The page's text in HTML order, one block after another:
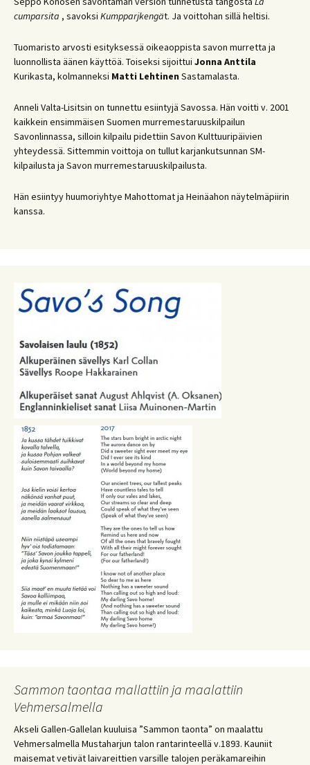
cumparsita , savoksi Kumpparjkengät. Ja voittohan sillä heltisi.
Tuomaristo arvosti esityksessä oikeaoppista savon murretta ja
luonnollista äänen käyttöä. Toiseksi sijoittui Jonna Anttila
Kurikasta, kolmanneksi Matti Lehtinen Sastamalasta.
Anneli Valta-Lisitsin on tunnettu esiintyjä Savossa. Hän voitti v. 2001
kaikkein ensimmäisen Suomen murremestaruuskilpailun
Savonlinnassa, silloin kilpailu pidettiin Savon Kulttuuripäivien
yhteydessä. Sittemmin voittoja on tullut karjankutsunnan SM-
kilpailusta ja Savon murremestaruuskilpailusta.
Hän esiintyy huumoriyhtye Mahottomat ja Heinäahon näytelmäpiirin
kanssa.
Sammon taontaa mallattiin ja maalattiin
Vehmersalmella
Akseli Gallen-Gallelan kuuluisa ”Sammon taonta” on maalattu
Vehmersalmella Mustaharjun talon rantarinteellä v.1893. Kauniit
maisemat vetivät laivareittien varsille talojen peräkamareihin